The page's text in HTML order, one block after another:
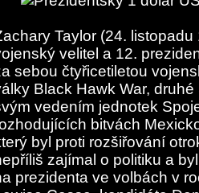
Taylor (24.
velitel a 12.
sebou čtyřicetiletou
Black Hawk War,
vedením jednotek
bitvách
byl proti rozšiřování
zajímal o politiku a
prezidenta ve volbách v